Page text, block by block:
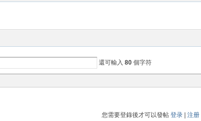
還可輸入80 個字符
您需要登錄後才可以發帖登录 |注册